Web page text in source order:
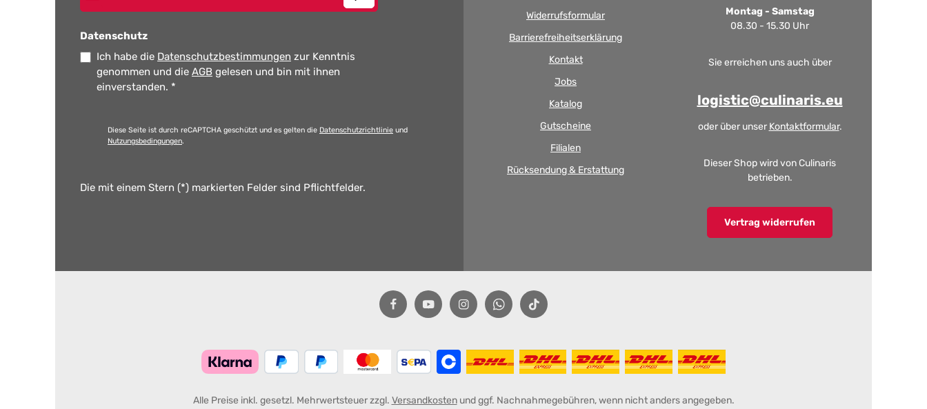
Datenschutz
Ich habe die Datenschutzbestimmungen zur Kenntnis
genommen und die AGB gelesen und bin mit ihnen
einverstanden. *
Diese Seite ist durch reCAPTCHA geschützt und es gelten die Datenschutzrichtlinie und
Nutzungsbedingungen.
Die mit einem Stern (*) markierten Felder sind Pflichtfelder.
Widerrufsformular
Barrierefreiheitserklärung
Kontakt
Jobs
Katalog
Gutscheine
Filialen
Rücksendung & Erstattung
Montag - Samstag
08.30 - 15.30 Uhr
Sie erreichen uns auch über
logistic@culinaris.eu
oder über unser Kontaktformular.
Dieser Shop wird von Culinaris
betrieben.
Vertrag widerrufen
Alle Preise inkl. gesetzl. Mehrwertsteuer zzgl. Versandkostenund ggf. Nachnahmegebühren, wenn nicht anders angegeben.